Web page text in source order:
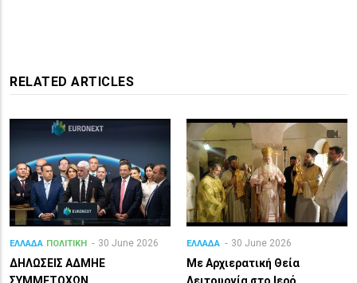
RELATED ARTICLES
ΕΛΛΑΔΑ ΠΟΛΙΤΙΚΗ 30 June 2026
ΔΗΛΩΣΕΙΣ ΑΔΜΗΕ
ΕΛΛΑΔΑ 30 June 2026
Με Αρχιερατική Θεία